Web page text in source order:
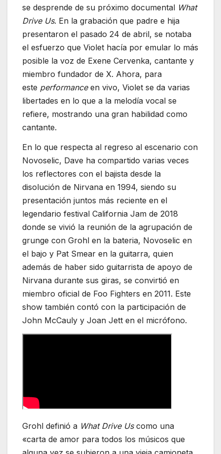
se desprende de su próximo documental What
Drive Us. En la grabación que padre e hija
presentaron el pasado 24 de abril, se notaba
el esfuerzo que Violet hacía por emular lo más
posible la voz de Exene Cervenka, cantante y
miembro fundador de X. Ahora, para
este performanceen vivo, Violet se da varias
libertades en lo que a la melodía vocal se
refiere, mostrando una gran habilidad como
cantante.
En lo que respecta al regreso al escenario con
Novoselic, Dave ha compartido varias veces
los reflectores con el bajista desde la
disolución de Nirvana en 1994, siendo su
presentación juntos más reciente en el
legendario festival California Jam de 2018
donde se vivió la reunión de la agrupación de
grunge con Grohl en la bateria, Novoselic en
el bajo y Pat Smear en la guitarra, quien
además de haber sido guitarrista de apoyo de
Nirvana durante sus giras, se convirtió en
miembro oficial de Foo Fighters en 2011. Este
show también contó con la participación de
John McCauly y Joan Jett en el micrófono.
Grohl definió a What Drive Us como una
«carta de amor para todos los músicos que